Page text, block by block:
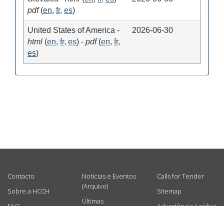
Contacto
Sobre a HCCH
Notícias e Eventos
(Arquivo)
Últimas
Calls for Tender
Sitemap